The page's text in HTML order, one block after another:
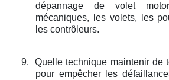
dépannage de volet
mécaniques, les volets, les
les contrôleurs.
9.
Quelle technique maintenir de
pour empêcher les